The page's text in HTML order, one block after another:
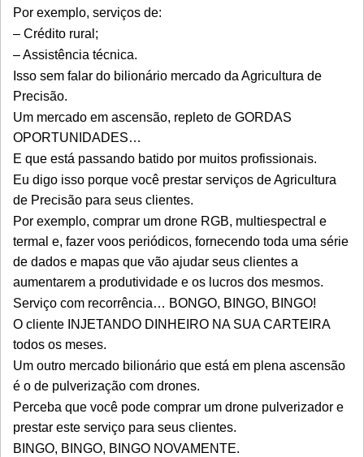
Por exemplo, serviços de:
– Crédito rural;
– Assistência técnica.
Isso sem falar do bilionário mercado da Agricultura de
Precisão.
Um mercado em ascensão, repleto de GORDAS
OPORTUNIDADES…
E que está passando batido por muitos profissionais.
Eu digo isso porque você prestar serviços de Agricultura
de Precisão para seus clientes.
Por exemplo, comprar um drone RGB, multiespectral e
termal e, fazer voos periódicos, fornecendo toda uma série
de dados e mapas que vão ajudar seus clientes a
aumentarem a produtividade e os lucros dos mesmos.
Serviço com recorrência… BONGO, BINGO, BINGO!
O cliente INJETANDO DINHEIRO NA SUA CARTEIRA
todos os meses.
Um outro mercado bilionário que está em plena ascensão
é o de pulverização com drones.
Perceba que você pode comprar um drone pulverizador e
prestar este serviço para seus clientes.
BINGO, BINGO, BINGO NOVAMENTE.